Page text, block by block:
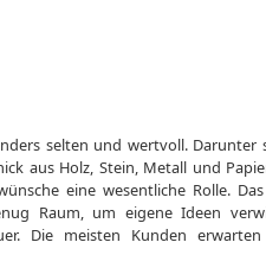
selten und wertvoll. Darunter
aus Holz, Stein, Metall und
eine wesentliche Rolle.
Raum, um eigene Ideen
Die meisten Kunden